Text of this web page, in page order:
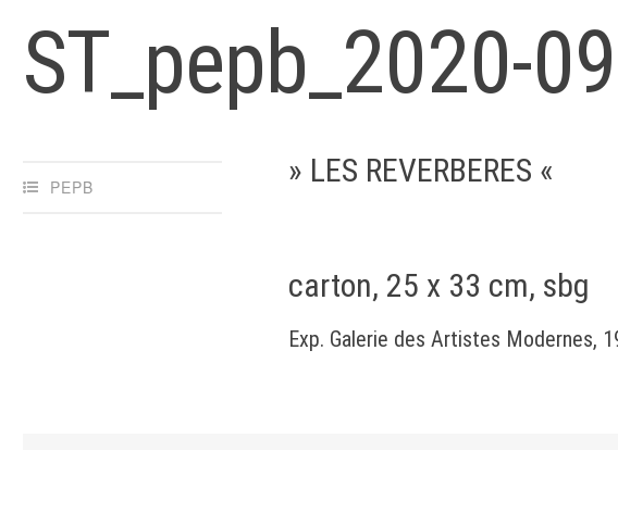
ST_pepb_2020-09
PEPB » LES REVERBERES «
carton, 25 x 33 cm, sbg
Exp. Galerie des Artistes Modernes,